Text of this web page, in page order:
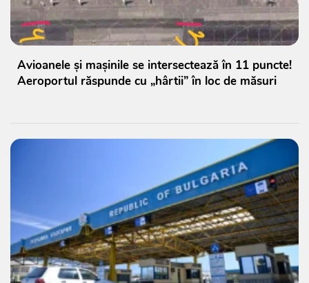
Avioanele și mașinile se intersectează în 11 puncte!
Aeroportul răspunde cu „hârtii” în loc de măsuri